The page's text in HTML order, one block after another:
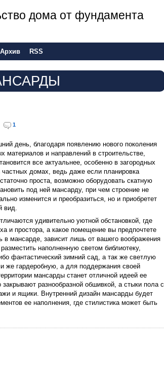
дома от фундамента
Архив RSS
1
день, благодаря появлению нового поколения
материалов и направлений в строительстве,
все актуальнее, особенно в загородных
частных домах, ведь даже если планировка
проста, возможно оборудовать скатную
под ней мансарду, при чем строение не
изменится и преобразиться, но и приобретет
вид.
удивительно уютной обстановкой, где
и простора, а какое помещение вы предпочтете
в мансарде, зависит лишь от вашего воображения
наполненную светом библиотеку,
фантастический зимний сад, а так же светлую
же гардеробную, а для поддержания своей
мансарды станет отличной идеей ее
разнообразной обшивкой, а стыки пола с
и ящики. Внутренний дизайн мансарды будет
ее наполнения, где стилистика может быть